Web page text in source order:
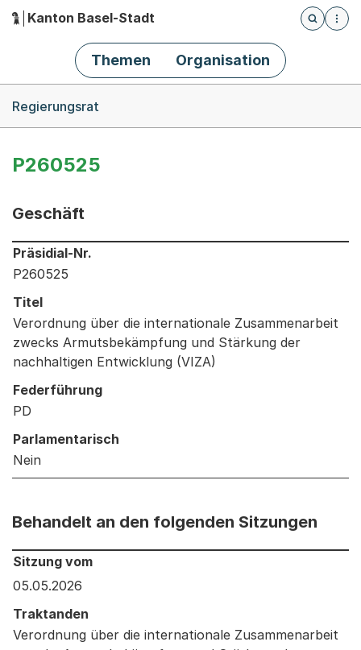
Hauptnavigation
Kanton Basel-Stadt
Öffnet
Themen Organisation
Regierungsrat
P260525
Geschäft
Informationen zum Ausgewählten Geschäft
Präsidial-Nr.
P260525
Titel
Verordnung über die internationale Zusammenarbeit
zwecks Armutsbekämpfung und Stärkung der
nachhaltigen Entwicklung (VIZA)
Federführung
PD
Parlamentarisch
Nein
Behandelt an den folgenden Sitzungen
Behandelt an den folgenden Sitzungen: Informationen
Sitzung vom
05.05.2026
Traktanden
Verordnung über die internationale Zusammenarbeit